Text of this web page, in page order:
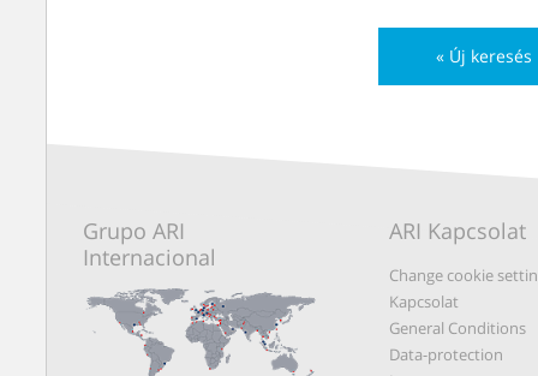
« Új
Grupo ARI
Internacional
ARI Kapcsolat
Change cookie
Kapcsolat
General Conditions
Data-protection